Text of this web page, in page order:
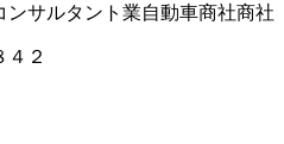
ンサルタント業自動車商社商社
４２